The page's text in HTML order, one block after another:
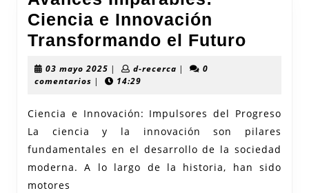
Ciencia e Innovación
Transformando el Futuro
el
03 mayo 2025 03
mayo
| d-recercad-|
0
comentarios | 14:29
Ciencia e Innovación: Impulsores del Progreso
La ciencia y la innovación son pilares
fundamentales en el desarrollo de la sociedad
moderna. A lo largo de la historia, han sido
motores